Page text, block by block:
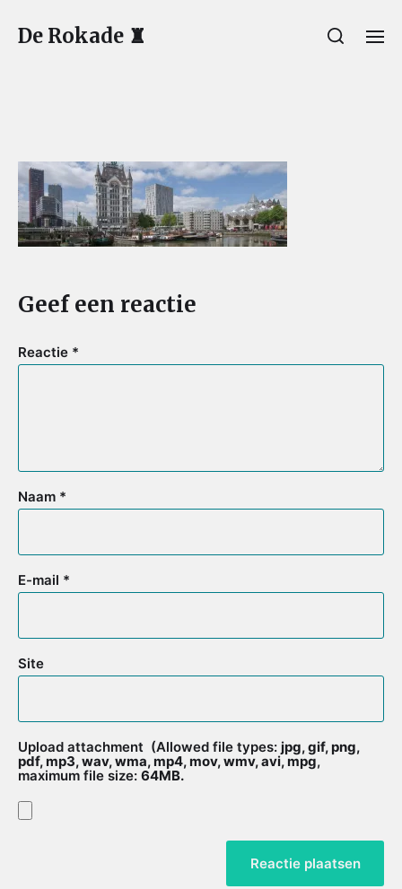
De Rokade ♜
Geef een reactie
Reactie *
Naam *
E-mail *
Site
Upload attachment (Allowed file types: jpg, gif, png,
pdf, mp3, wav, wma, mp4, mov, wmv, avi, mpg,
maximum file size: 64MB.